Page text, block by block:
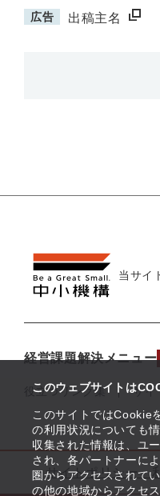
このウェブサイトは
このサイトではCookie
の利用状況についても
収集された情報は、ユ
され、各パートナーに
圏からアクセスされて
の他の地域からアクセ
広告 出稿主名
当サイ
経営課題解決メニュー
役立つリンク集 サイ
サイトポリシー・